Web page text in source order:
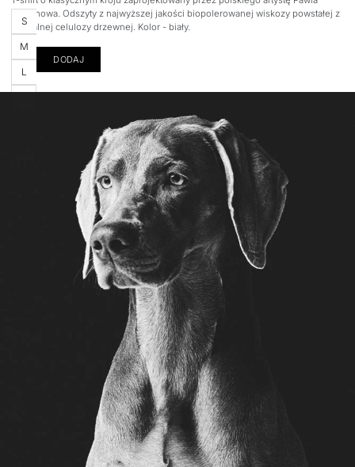
Stepanowa. Odszyty z najwyższej jakości biopolerowanej wiskozy powstałej z
naturalnej celulozy drzewnej. Kolor - biały.
Rozmiar
S
M
L
DODAJ